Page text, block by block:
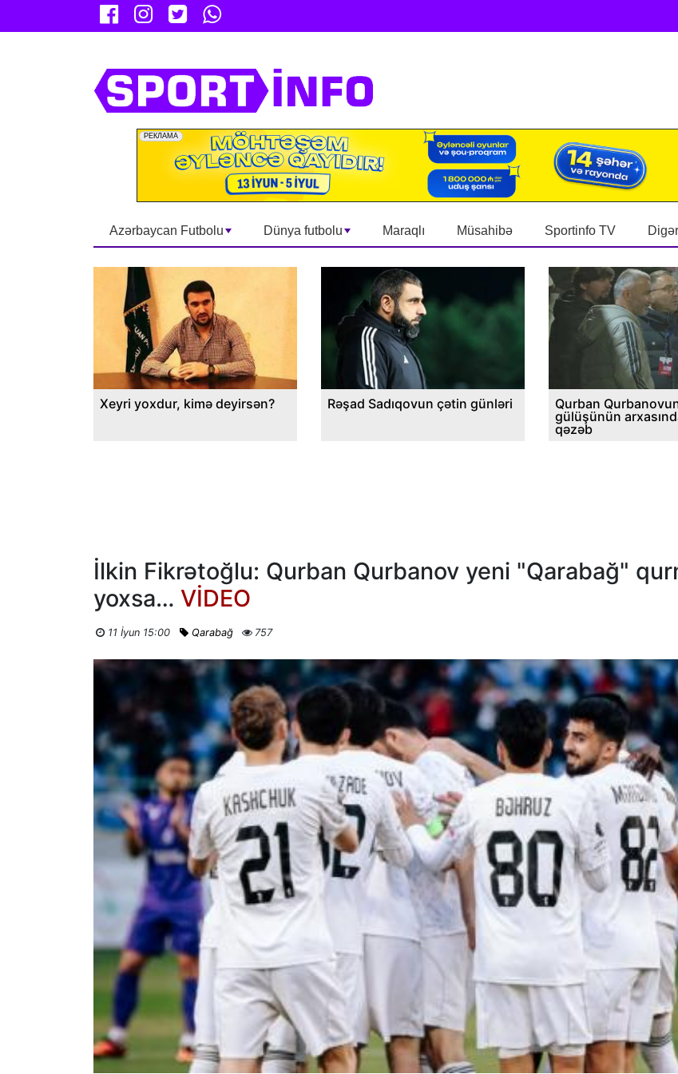
Azərbaycan Futbolu Dünya futbolu Maraqlı Müsahibə Sportinfo TV
Xeyri yoxdur, kimə deyirsən? Rəşad Sadıqovun çətin günləri
Qurban
gülüşünün
qəzəb
İlkin Fikrətoğlu: Qurban Qurbanov yeni "Qarabağ"
yoxsa… VİDEO
11 İyun 15:00 Qarabağ 757